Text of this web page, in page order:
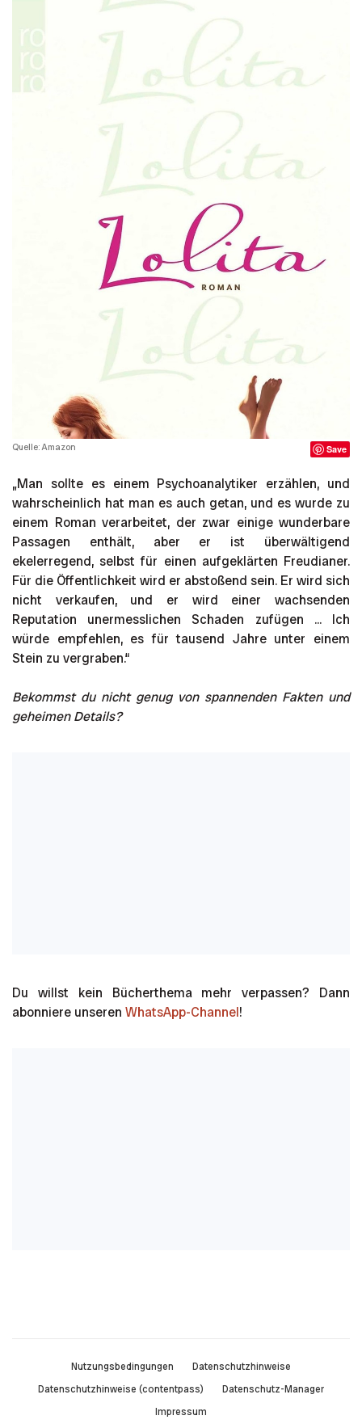
Quelle: Amazon Save
„Man sollte es einem Psychoanalytiker erzählen, und
wahrscheinlich hat man es auch getan, und es wurde zu
einem Roman verarbeitet, der zwar einige wunderbare
Passagen enthält, aber er ist überwältigend
ekelerregend, selbst für einen aufgeklärten Freudianer.
Für die Öffentlichkeit wird er abstoßend sein. Er wird sich
nicht verkaufen, und er wird einer wachsenden
Reputation unermesslichen Schaden zufügen ... Ich
würde empfehlen, es für tausend Jahre unter einem
Stein zu vergraben.“
Bekommst du nicht genug von spannenden Fakten und
geheimen Details?
Du willst kein Bücherthema mehr verpassen? Dann
abonniere unseren WhatsApp-Channel!
Nutzungsbedingungen
Datenschutzhinweise
Datenschutzhinweise (contentpass)
Datenschutz-Manager
Impressum